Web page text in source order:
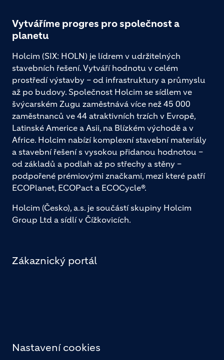
Vytváříme progres pro společnost a
planetu
Holcim (SIX: HOLN) je lídrem v udržitelných
stavebních řešení. Vytváří hodnotu v celém
prostředí výstavby – od infrastruktury a průmyslu
až po budovy. Společnost Holcim se sídlem ve
švýcarském Zugu zaměstnává více než 45 000
zaměstnanců ve 44 atraktivních trzích v Evropě,
Latinské Americe a Asii, na Blízkém východě a v
Africe. Holcim nabízí komplexní stavební materiály
a stavební řešení s vysokou přidanou hodnotou –
od základů a podlah až po střechy a stěny –
podpořené prémiovými značkami, mezi které patří
ECOPlanet, ECOPact a ECOCycle®.
Holcim (Česko), a.s. je součástí skupiny Holcim
Group Ltd a sídlí v Čížkovicích.
Zákaznický portál
Nastavení cookies